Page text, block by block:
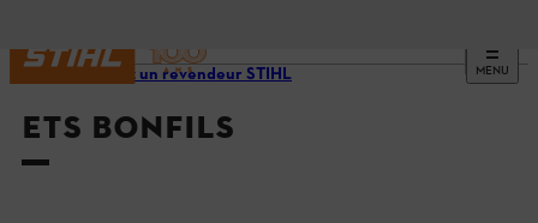
MENU
Trouvez un revendeur STIHL
ETS BONFILS